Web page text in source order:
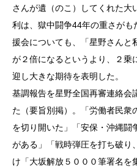
さんが遺（のこ）してくれた大
利は、獄中闘争44年の重さが
援会についても、「星野さんと
が２倍になるというより、２乗
迎し大きな期待を表明した。
基調報告を星野全国再審連絡会
た（要旨別掲）。「労働者民衆
を切り開いた」「安保・沖縄闘
がある」「戦時弾圧を打ち破り
け「大坂解放５０００筆署名を